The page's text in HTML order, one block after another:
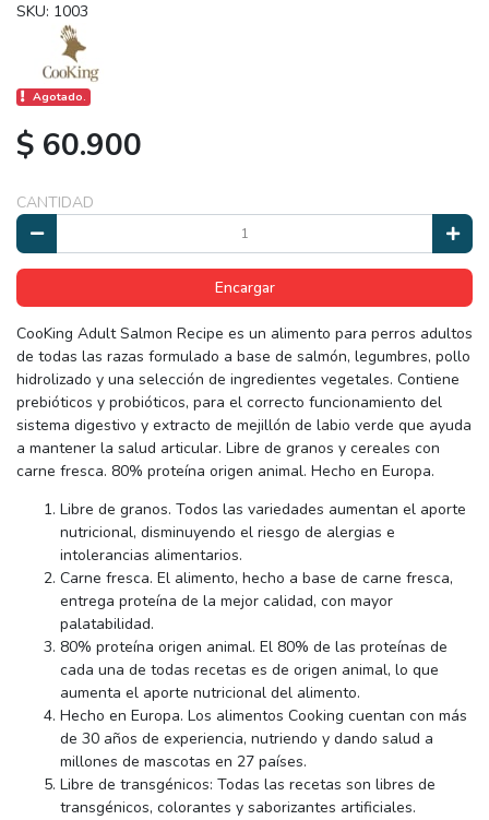
SKU: 1003
Agotado.
$ 60.900
CANTIDAD
Encargar
CooKing Adult Salmon Recipe es un alimento para perros adultos
de todas las razas formulado a base de salmón, legumbres, pollo
hidrolizado y una selección de ingredientes vegetales. Contiene
prebióticos y probióticos, para el correcto funcionamiento del
sistema digestivo y extracto de mejillón de labio verde que ayuda
a mantener la salud articular. Libre de granos y cereales con
carne fresca. 80% proteína origen animal. Hecho en Europa.
Libre de granos. Todos las variedades aumentan el aporte
nutricional, disminuyendo el riesgo de alergias e
intolerancias alimentarios.
Carne fresca. El alimento, hecho a base de carne fresca,
entrega proteína de la mejor calidad, con mayor
palatabilidad.
80% proteína origen animal. El 80% de las proteínas de
cada una de todas recetas es de origen animal, lo que
aumenta el aporte nutricional del alimento.
Hecho en Europa. Los alimentos Cooking cuentan con más
de 30 años de experiencia, nutriendo y dando salud a
millones de mascotas en 27 países.
Libre de transgénicos: Todas las recetas son libres de
transgénicos, colorantes y saborizantes artificiales.